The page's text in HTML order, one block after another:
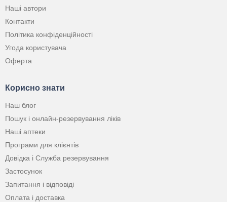
Наші автори
Контакти
Політика конфіденційності
Угода користувача
Оферта
Корисно знати
Наш блог
Пошук і онлайн-резервування ліків
Наші аптеки
Програми для клієнтів
Довідка і Служба резервування
Застосунок
Запитання і відповіді
Оплата і доставка